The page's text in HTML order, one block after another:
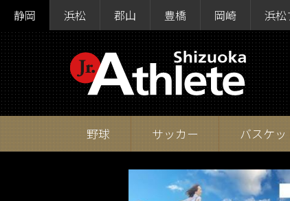
静岡 浜松 郡山 豊橋 岡崎 浜松
野球 サッカー バスケ